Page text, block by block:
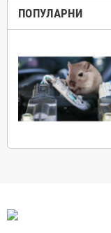
ПОПУЛАРНИ